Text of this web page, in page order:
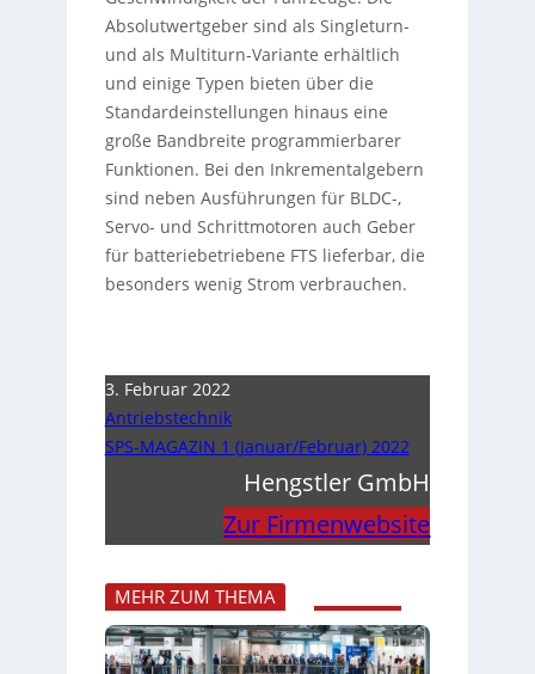
Absolutwertgeber sind als Singleturn-
und als Multiturn-Variante erhältlich
und einige Typen bieten über die
Standardeinstellungen hinaus eine
große Bandbreite programmierbarer
Funktionen. Bei den Inkrementalgebern
sind neben Ausführungen für BLDC-,
Servo- und Schrittmotoren auch Geber
für batteriebetriebene FTS lieferbar, die
besonders wenig Strom verbrauchen.
3. Februar 2022
Antriebstechnik
SPS-MAGAZIN 1 (Januar/Februar) 2022
Hengstler GmbH
Zur Firmenwebsite
MEHR ZUM THEMA